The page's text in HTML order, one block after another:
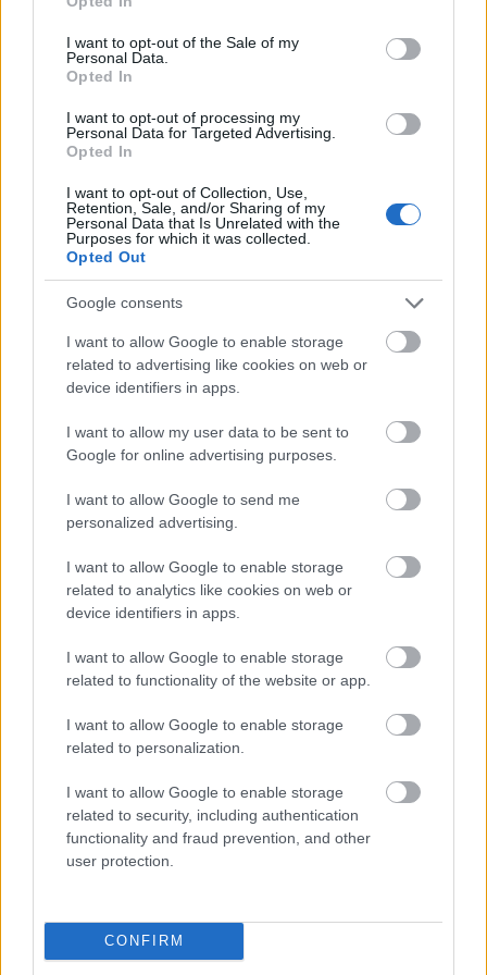
use your data for below specified purposes in below Google
consent section.
I want to opt-out of the Sale of my
Personal Data.
Opted In
I want to opt-out of processing my
Personal Data for Targeted Advertising.
Opted In
I want to opt-out of Collection, Use,
Retention, Sale, and/or Sharing of my
Personal Data that Is Unrelated with the
Purposes for which it was collected.
Opted Out
Google consents
I want to allow Google to enable storage
related to advertising like cookies on web or
device identifiers in apps.
I want to allow my user data to be sent to
Google for online advertising purposes.
I want to allow Google to send me
personalized advertising.
I want to allow Google to enable storage
related to analytics like cookies on web or
device identifiers in apps.
I want to allow Google to enable storage
related to functionality of the website or app.
I want to allow Google to enable storage
related to personalization.
I want to allow Google to enable storage
related to security, including authentication
functionality and fraud prevention, and other
user protection.
CONFIRM
szüksége lett volna akkoriban biztos pontokra. A
férfias mozi nyomában a lányok szórakoztatása: a
Nem férek a bőrödbe
($22.2m/$110.2m) még tartotta
Lindsay Lohan sztár-ígéretét és új löketet adott
Jamie Lee Curtisnek. A Disney-remake a stúdió
negyedik legsikeresebb bemutatója lett 2003-ban.
errefelé
Oviapunak jutott a szerep, hogy némi életet
leheljen a magyar mozikba. Eddie Murphy
bohóckodása kellemes augusztusi pályát talált
magának, így végül a number one pozíció után a
200.000-es küszöb előtt állapodott meg. A
színésznek azóta se volt nagyobb sikere a magyarok
előtt. Ez Vin Diesel és aTúl mindenenesetéről nem
mondható el, már csak a nagy franchise-címek miatt
sem. A mezei krimi viszont nem pergett rosszul,
köszönhetően a nihilnek, amit kinézett magának.
Félszázezren azonosultak a cím sugallta érzéssel.
20 éve...
Ryan közlegény megmentése
menetelt, immáron 100 millió dollár felett (mai
környezetben 200 millió feletti volna addigi
bankolása). Az újdonságok szorosan sorakoztak fel
magasabbra, és bár nem szerepelt katasztrofálisan,
nem csak megszaladt költségvetése mellett nem
jelentett négy kasszasikert követően. Ellenben a
Halloween H20: Húsz év múlva
életet lehelt a kidöglött sorozatba Jamie Lee Curtis
visszahozásával, és konkrétan a sorozat legtöbbet
termelő darabjává vált - és egyedüliként a
folytatások közül, nálunk is mozit ért. A négy évvel
későbbi újabb rész aztán megint sírba tette az
Harrison Ford a különgépről magángépre váltott a